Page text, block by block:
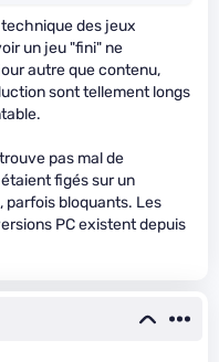
des jeux
un jeu "fini" ne
autre que contenu,
sont tellement longs
pas mal de
figés sur un
parfois bloquants. Les
PC existent depuis